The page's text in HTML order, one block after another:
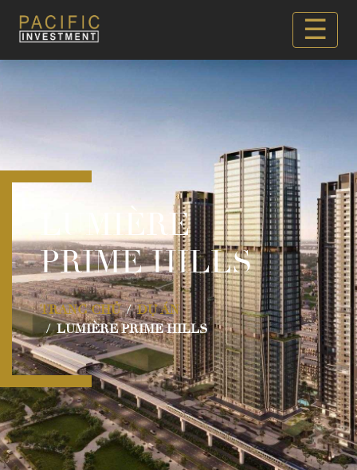
☰
LUMIÈRE
PRIME HILLS
TRANG CHỦ
DỰ ÁN
LUMIÈRE PRIME HILLS